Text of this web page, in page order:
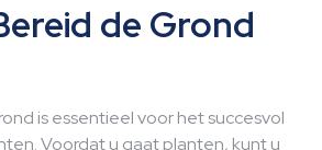
de Grond
is essentieel voor het succesvol
Voordat u gaat planten, kunt u